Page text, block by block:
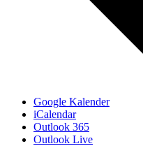
Google Kalender
iCalendar
Outlook 365
Outlook Live